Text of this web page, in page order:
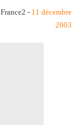
- 11 décembre
2003